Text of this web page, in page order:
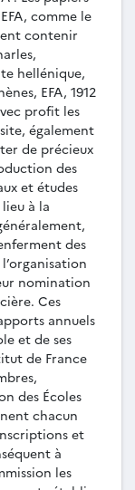
de
; II. Le
de Pylaea
2e année,
: I. Le
EFA,
de
de membre
Le théâtre
1ère année,
Le
de
théâtre de
année,
thasiennes :
les
comme le
contenir
hellénique,
EFA, 1912
profit les
également
de précieux
des
et études
à la
des
nomination
Ces
annuels
et de ses
de France
des Écoles
chacun
et
à
les